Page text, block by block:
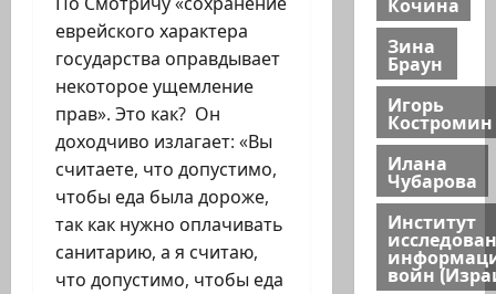
еврейского характера
государства оправдывает
некоторое ущемление
прав». Это как? Он
доходчиво излагает: «Вы
считаете, что допустимо,
чтобы еда была дороже,
так как нужно оплачивать
санитарию, а я считаю,
что допустимо, чтобы еда
Зина
Браун
Игорь
Костромин
Илана
Чубарова
Институт
войн